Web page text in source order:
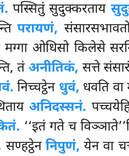
पस्सितुं सुदुक्करताय
परायणं,
मग्गा ओधिसो किलेसे
तं अनीतिकं, सत्ते संसारं
निच्चट्ठेन धुवं, धवति वा
अनिदस्सनं.
‘‘इतं गते च
सण्हट्ठेन निपुणं, येन वा